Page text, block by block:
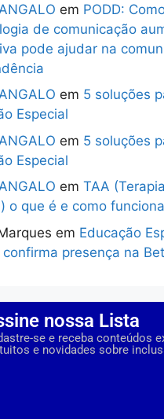
em PODD:
de comunicação
pode ajudar na
em 5 soluções
Especial
em 5 soluções
Especial
em TAA
o que é e como
em Educação
confirma presença na
nossa Lista
se e receba conteúdos
e novidades sobre